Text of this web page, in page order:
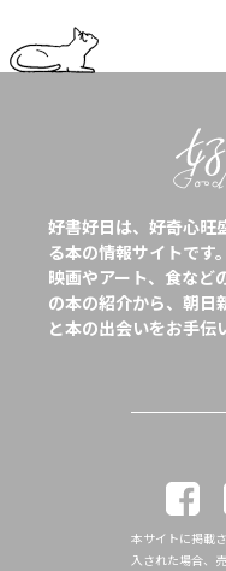
好書好日は、好奇心旺
る本の情報サイトです。
映画やアート、食など
の本の紹介から、朝日
と本の出会いをお手伝
本サイトに掲載
入された場合、